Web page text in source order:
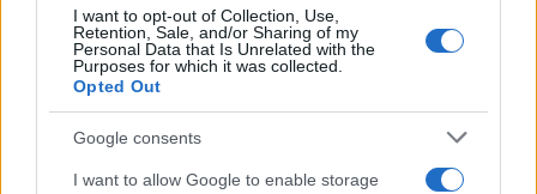
I want to opt-out of Collection, Use,
Retention, Sale, and/or Sharing of my
Personal Data that Is Unrelated with the
Purposes for which it was collected.
Opted Out
Google consents
I want to allow Google to enable storage